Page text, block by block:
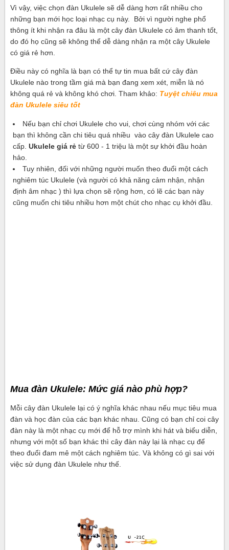
Vì vậy, việc chọn đàn Ukulele sẽ dễ dàng hơn rất nhiều cho
những bạn mới học loại nhạc cụ này. Bởi vì người nghe phổ
thông ít khi nhận ra đâu là một cây đàn Ukulele có âm thanh tốt,
do đó họ cũng sẽ không thể dễ dàng nhận ra một cây Ukulele
có giá rẻ hơn.
Điều này có nghĩa là bạn có thể tự tin mua bất cứ cây đàn
Ukulele nào trong tầm giá mà bạn đang xem xét, miễn là nó
không quá rẻ và không khó chơi. Tham khảo: Tuyệt chiêu mua
đàn Ukulele siêu tốt
Nếu bạn chỉ chơi Ukulele cho vui, chơi cùng nhóm với các
bạn thì không cần chi tiêu quá nhiều vào cây đàn Ukulele cao
cấp. Ukulele giá rẻ từ 600 - 1 triệu là một sự khởi đầu hoàn
hảo.
Tuy nhiên, đối với những người muốn theo đuổi một cách
nghiêm túc Ukulele (và người có khả năng cảm nhận, nhận
định âm nhạc ) thì lựa chọn sẽ rộng hơn, có lẽ các bạn này
cũng muốn chi tiêu nhiều hơn một chút cho nhạc cụ khởi đầu.
Mua đàn Ukulele: Mức giá nào phù hợp?
Mỗi cây đàn Ukulele lại có ý nghĩa khác nhau nếu mục tiêu mua
đàn và học đàn của các bạn khác nhau. Cũng có bạn chỉ coi cây
đàn này là một nhạc cụ mới để hỗ trợ mình khi hát và biểu diễn,
nhưng với một số bạn khác thì cây đàn này lại là nhạc cụ để
theo đuổi đam mê một cách nghiêm túc. Và không có gì sai với
việc sử dụng đàn Ukulele như thế.